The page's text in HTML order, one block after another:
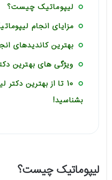
لیپوماتیک چیست؟
مزایای انجام
بهترین کاندیدهای
ویژگی های بهترین
10 تا از بهترین
بشناسید!
لیپوماتیک چیست؟